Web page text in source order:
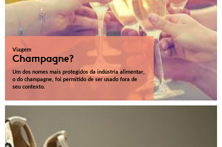
Viagem
Champagne?
Um dos nomes mais protegidos da indústria alimentar,
o do champagne, foi permitido de ser usado fora de
seu contexto.